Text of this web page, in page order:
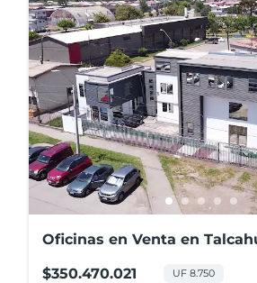
Oficinas en Venta en
$350.470.021 UF 8.750